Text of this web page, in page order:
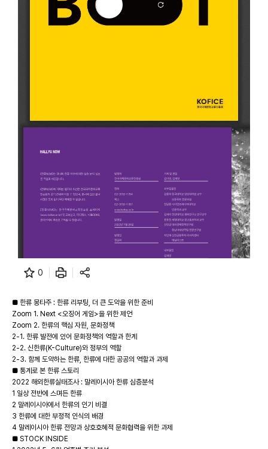
0
■ 한류 몽타주 : 한류 리부팅, 더 큰 도약을 위한 준비
Zoom 1. Next <오징어 게임>을 위한 제언
Zoom 2. 한류의 핵심 자원, 문화정책
2-1. 한류 발전에 있어 문화정책의 역할과 한계
2-2. 신한류(K-Culture)와 정부의 역할
2-3. 함께 도약하는 한류, 한류에 대한 공공의 역할과 과제
■ 통계로 본 한류 스토리
2022 해외한류실태조사 : 말레이시아 한류 심층분석
1 일상 전반에 스며든 한류
2 말레이시아에서 한류의 인기 비결
3 한류에 대한 부정적 인식의 배경
4 말레이시아 한류 전망과 상호호혜적 문화협력을 위한 과제
■ STOCK INSIDE